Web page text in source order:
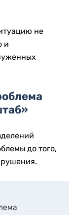
не
и
до того,